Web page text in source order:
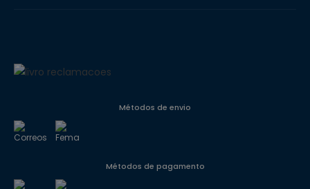
Métodos de envio
Métodos de pagamento